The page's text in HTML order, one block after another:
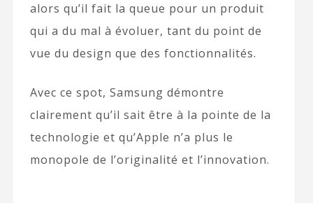
alors qu’il fait la queue pour un produit
qui a du mal à évoluer, tant du point de
vue du design que des fonctionnalités.
Avec ce spot, Samsung démontre
clairement qu’il sait être à la pointe de la
technologie et qu’Apple n’a plus le
monopole de l’originalité et l’innovation.